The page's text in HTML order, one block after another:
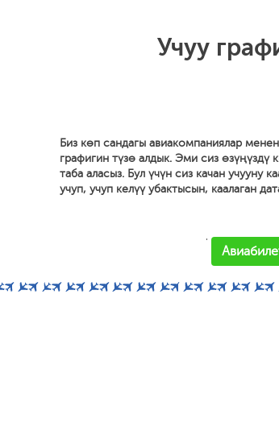
Учуу
Биз көп сандагы авиакомпаниялар
графигин түзө алдык. Эми сиз өзүңүздү
таба аласыз. Бул үчүн сиз качан учууну
учуп, учуп келүү убактысын, каалаган
'